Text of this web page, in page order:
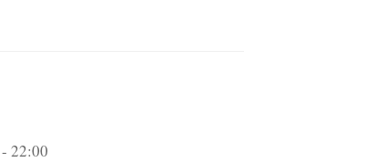
22:00